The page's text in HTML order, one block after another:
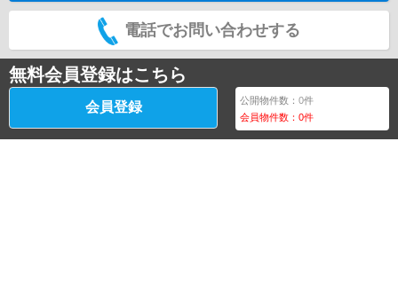
電話でお問い合わせする
無料会員登録はこちら
会員登録 公開物件数：0件
会員物件数：0件